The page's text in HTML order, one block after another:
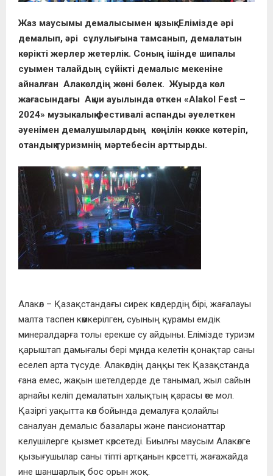
Жаз маусымы демалысымен қызық. Елімізде әрі
демалып, әрі сұлулығына тамсанып, демалатын
көрікті жерлер жетерлік. Соның ішінде шипалы
суымен талайдың сүйікті демалыс мекеніне
айналған Алакөлдің жөні бөлек. Жуырда көл
жағасындағы Ақши ауылында өткен «Alakol Fest –
2024» музыкалық фестивалі аспанды әуелеткен
әуенімен демалушылардың көңілін көкке көтеріп,
отандық туризмнің мәртебесін арттырды.
Алакөл – Қазақстандағы сирек көлдердің бірі, жағалауы
малта таспен көмкерілген, суының құрамы емдік
минералдарға толы ерекше су айдыны. Елімізде туризм
қарыштап дамығалы бері мұнда келетін қонақтар саны
еселеп арта түсуде. Алакөлдің даңқы тек Қазақстанда
ғана емес, жақын шетелдерде де танымал, жыл сайын
арнайы келіп демалатын халықтың қарасы өте мол.
Қазіргі уақытта көл бойында демалуға қолайлы
саналуан демалыс базалары және пансионаттар
келушілерге қызмет көрсетеді. Биылғы маусым Алакөлге
қызығушылар саны тіпті артқанын көрсетті, жағажайда
ине шаншарлық бос орын жоқ.